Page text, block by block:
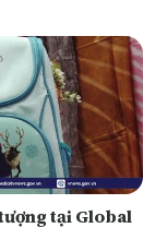
tại Global